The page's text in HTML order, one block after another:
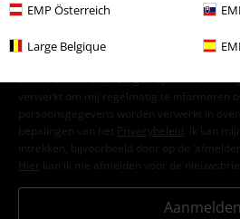
EMP Österreich
Large Belgique
ermee akkoord dat Large
verwerkt om mij regelmatig te informeren
persoonsgegevens worden verwerkt in
bepalingen van het
Privacybeleid . Ik kan
intrekken, bijvoorbeeld door op de
Hier kan ik me afmelden voor de nieuwsbrief.
Aanmelden